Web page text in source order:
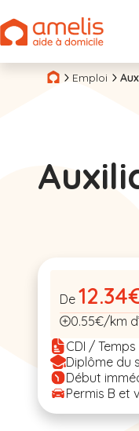
Emploi
De
0.55€/km
CDI /
Diplôme du
Début
Permis B et